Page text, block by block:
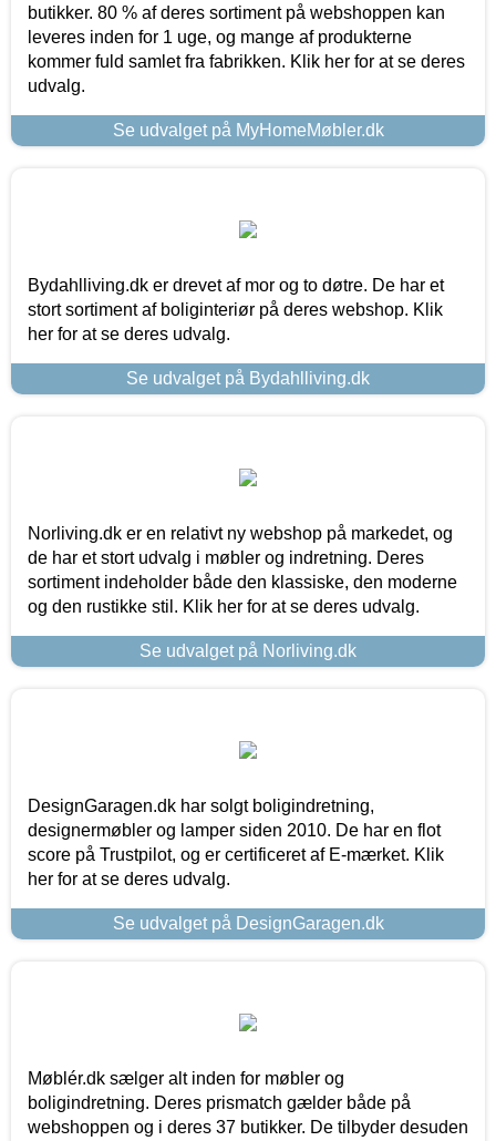
butikker. 80 % af deres sortiment på webshoppen kan
leveres inden for 1 uge, og mange af produkterne
kommer fuld samlet fra fabrikken. Klik her for at se deres
udvalg.
Se udvalget på MyHomeMøbler.dk
Bydahlliving.dk er drevet af mor og to døtre. De har et
stort sortiment af boliginteriør på deres webshop. Klik
her for at se deres udvalg.
Se udvalget på Bydahlliving.dk
Norliving.dk er en relativt ny webshop på markedet, og
de har et stort udvalg i møbler og indretning. Deres
sortiment indeholder både den klassiske, den moderne
og den rustikke stil. Klik her for at se deres udvalg.
Se udvalget på Norliving.dk
DesignGaragen.dk har solgt boligindretning,
designermøbler og lamper siden 2010. De har en flot
score på Trustpilot, og er certificeret af E-mærket. Klik
her for at se deres udvalg.
Se udvalget på DesignGaragen.dk
Møblér.dk sælger alt inden for møbler og
boligindretning. Deres prismatch gælder både på
webshoppen og i deres 37 butikker. De tilbyder desuden